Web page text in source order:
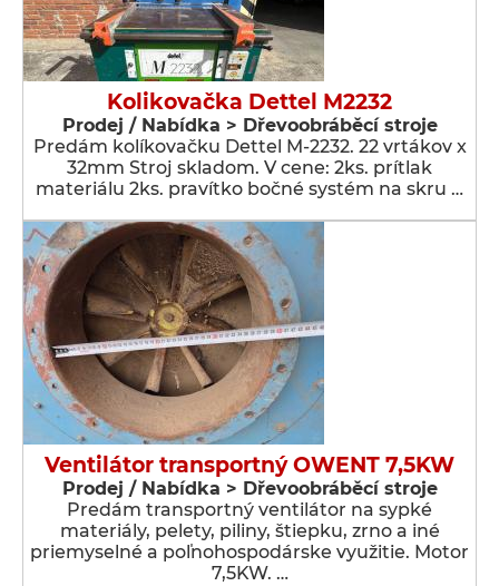
Kolikovačka Dettel M2232
Prodej / Nabídka > Dřevoobráběcí stroje
Predám kolíkovačku Dettel M-2232. 22 vrtákov x
32mm Stroj skladom. V cene: 2ks. prítlak
materiálu 2ks. pravítko bočné systém na skru …
Ventilátor transportný OWENT 7,5KW
Prodej / Nabídka > Dřevoobráběcí stroje
Predám transportný ventilátor na sypké
materiály, pelety, piliny, štiepku, zrno a iné
priemyselné a poľnohospodárske využitie. Motor
7,5KW. …